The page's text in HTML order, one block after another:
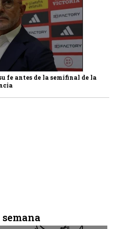
fe antes de la semifinal de la